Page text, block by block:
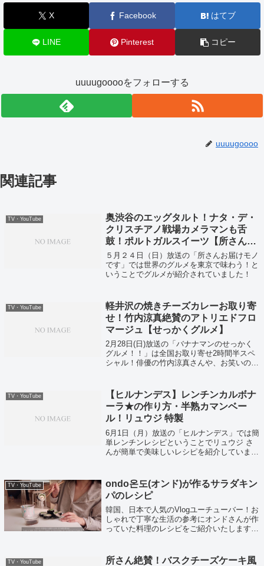
X Facebook はてブ
LINE Pinterest コピー
uuuugooooをフォローする
uuuugoooo
関連記事
TV・YouTube
奥渋谷のエッグタルト！ナタ・デ・
クリスチアノ戦場カメラマンも舌
鼓！ポルトガルスイーツ【所さんお
届けモノです】
５月２４日（日）放送の「所さんお届けモノ
です」では世界のグルメを東京で味わう！と
いうことでグルメが紹介されていました！
TV・YouTube
軽井沢の焼きチーズカレーお取り寄
せ！竹内涼真絶賛のアトリエドフロ
マージュ【せっかくグルメ】
2月28日(日)放送の「バナナマンのせっかく
グルメ！！」は全国お取り寄せ2時間半スペ
シャル！俳優の竹内涼真さんや、お笑いの3
の焼きチーズカレーお取り寄せがこちら...
TV・YouTube
【ヒルナンデス】レンチンカルボナ
ーラ★の作り方・半熟カマンベー
ル！リュウジ 特製
6月1日（月）放送の「ヒルナンデス」では簡
単レンチンレシピということでリュウジ さ
んが簡単で美味しいレシピを紹介していまし
TV・YouTube
ondo온도(オンド)が作るサラダキン
パのレシピ
韓国、日本で人気のVlogユーチューバー！お
しゃれで丁寧な生活の参考にオンドさんが作
っていた料理のレシピをご紹介いたします。
TV・YouTube
所さん絶賛！バスクチーズケーキ風